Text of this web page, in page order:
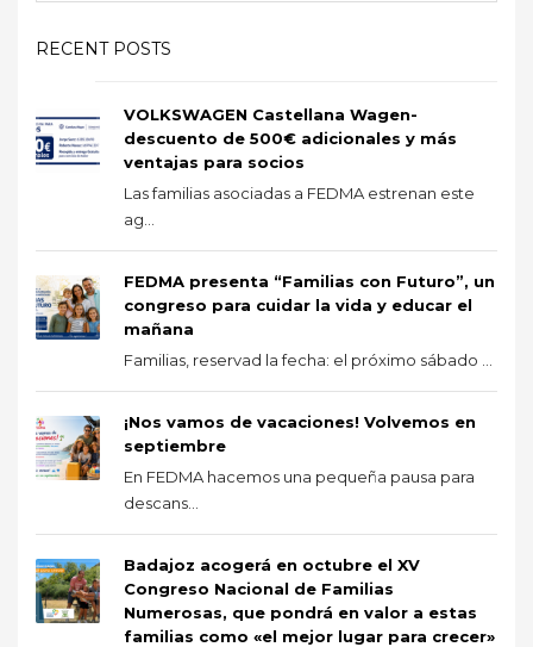
RECENT POSTS
VOLKSWAGEN Castellana Wagen-
descuento de 500€ adicionales y más
ventajas para socios
Las familias asociadas a FEDMA estrenan este
ag...
FEDMA presenta “Familias con Futuro”, un
congreso para cuidar la vida y educar el
mañana
Familias, reservad la fecha: el próximo sábado ...
¡Nos vamos de vacaciones! Volvemos en
septiembre
En FEDMA hacemos una pequeña pausa para
descans...
Badajoz acogerá en octubre el XV
Congreso Nacional de Familias
Numerosas, que pondrá en valor a estas
familias como «el mejor lugar para crecer»